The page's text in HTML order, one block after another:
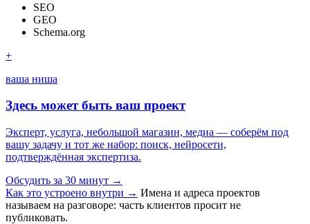
SEO
GEO
Schema.org
+
ваша ниша
Здесь может быть ваш проект
Эксперт, услуга, небольшой магазин, медиа — соберём под
вашу задачу и тот же набор: поиск, нейросети,
подтверждённая экспертиза.
Обсудить за 30 минут →
Как это устроено внутри → Имена и адреса проектов
называем на разговоре: часть клиентов просит не
публиковать.